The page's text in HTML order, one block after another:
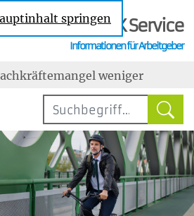
springenBKK Service
Informationen für Arbeitgeber
zu den Themenweniger
Urlaubszuschuss:
Tarifbindung im
Ab 2027
Grenzen
im Job ist gestiegen